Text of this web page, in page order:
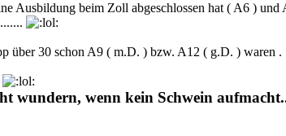
Ausbildung beim Zoll abgeschlossen hat ( A6 )
über 30 schon A9 ( m.D. ) bzw. A12 ( g.D. ) waren .
wundern, wenn kein Schwein